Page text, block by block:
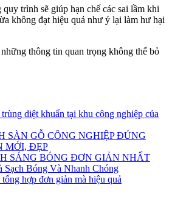
trình sẽ giúp hạn chế các sai lầm khi
không đạt hiệu quả như ý lại làm hư hại
thông tin quan trọng không thể bỏ
diệt khuẩn tại khu công nghiệp của
SÀN GỖ CÔNG NGHIỆP ĐÚNG
MỚI, ĐẸP
SÁNG BÓNG ĐƠN GIẢN NHẤT
Sạch Bóng Và Nhanh Chóng
hợp đơn giản mà hiệu quả